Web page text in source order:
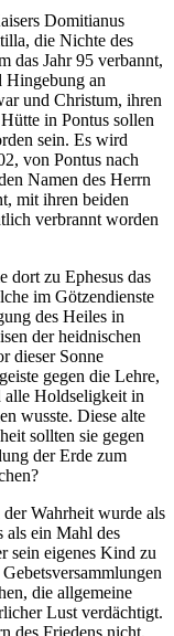
Domitianus
die Nichte des
das Jahr 95 verbannt,
Hingebung an
und Christum, ihren
in Pontus sollen
sein. Es wird
von Pontus nach
Namen des Herrn
mit ihren beiden
verbrannt worden
dort zu Ephesus das
im Götzendienste
des Heiles in
der heidnischen
dieser Sonne
gegen die Lehre,
alle Holdseligkeit in
wusste. Diese alte
sollten sie gegen
der Erde zum
Wahrheit wurde als
als ein Mahl des
sein eigenes Kind zu
die allgemeine
Lust verdächtigt.
des Friedens nicht,